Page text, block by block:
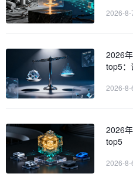
2026-8-
2026
top5
2026-8-
2026
top5
2026-8-